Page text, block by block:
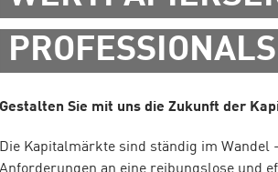
Gestalten Sie mit uns die Zukunft der
Die Kapitalmärkte sind ständig im Wandel